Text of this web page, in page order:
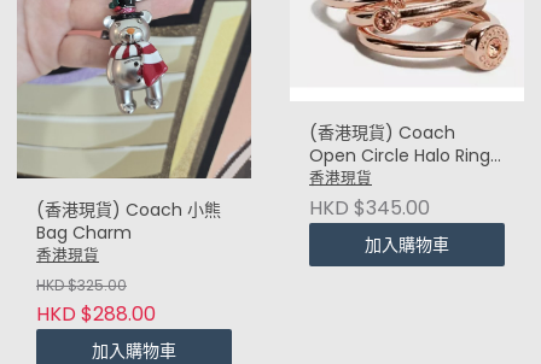
(香港現貨) Coach 小熊
Bag Charm
香港現貨
HKD $325.00
HKD $288.00
加入購物車
(香港現貨) Coach
Open Circle Halo Ring
Set (一套3隻)
香港現貨
HKD $345.00
加入購物車